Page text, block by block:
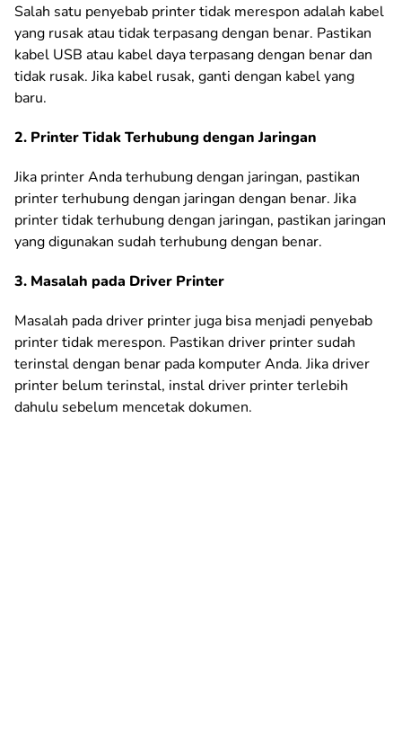
Salah satu penyebab printer tidak merespon adalah kabel
yang rusak atau tidak terpasang dengan benar. Pastikan
kabel USB atau kabel daya terpasang dengan benar dan
tidak rusak. Jika kabel rusak, ganti dengan kabel yang
baru.
2. Printer Tidak Terhubung dengan Jaringan
Jika printer Anda terhubung dengan jaringan, pastikan
printer terhubung dengan jaringan dengan benar. Jika
printer tidak terhubung dengan jaringan, pastikan jaringan
yang digunakan sudah terhubung dengan benar.
3. Masalah pada Driver Printer
Masalah pada driver printer juga bisa menjadi penyebab
printer tidak merespon. Pastikan driver printer sudah
terinstal dengan benar pada komputer Anda. Jika driver
printer belum terinstal, instal driver printer terlebih
dahulu sebelum mencetak dokumen.